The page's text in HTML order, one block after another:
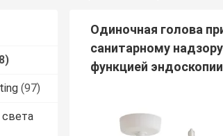
(97)
Одиночная голова
санитарному
функцией эндоскопии